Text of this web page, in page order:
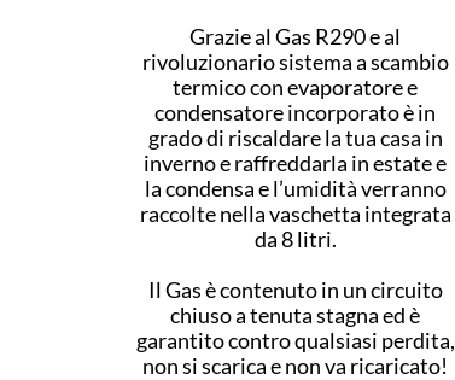
Grazie al Gas R290 e al
rivoluzionario sistema a scambio
termico con evaporatore e
condensatore incorporato è in
grado di riscaldare la tua casa in
inverno e raffreddarla in estate e
la condensa e l’umidità verranno
raccolte nella vaschetta integrata
da 8 litri.
Il Gas è contenuto in un circuito
chiuso a tenuta stagna ed è
garantito contro qualsiasi perdita,
non si scarica e non va ricaricato!